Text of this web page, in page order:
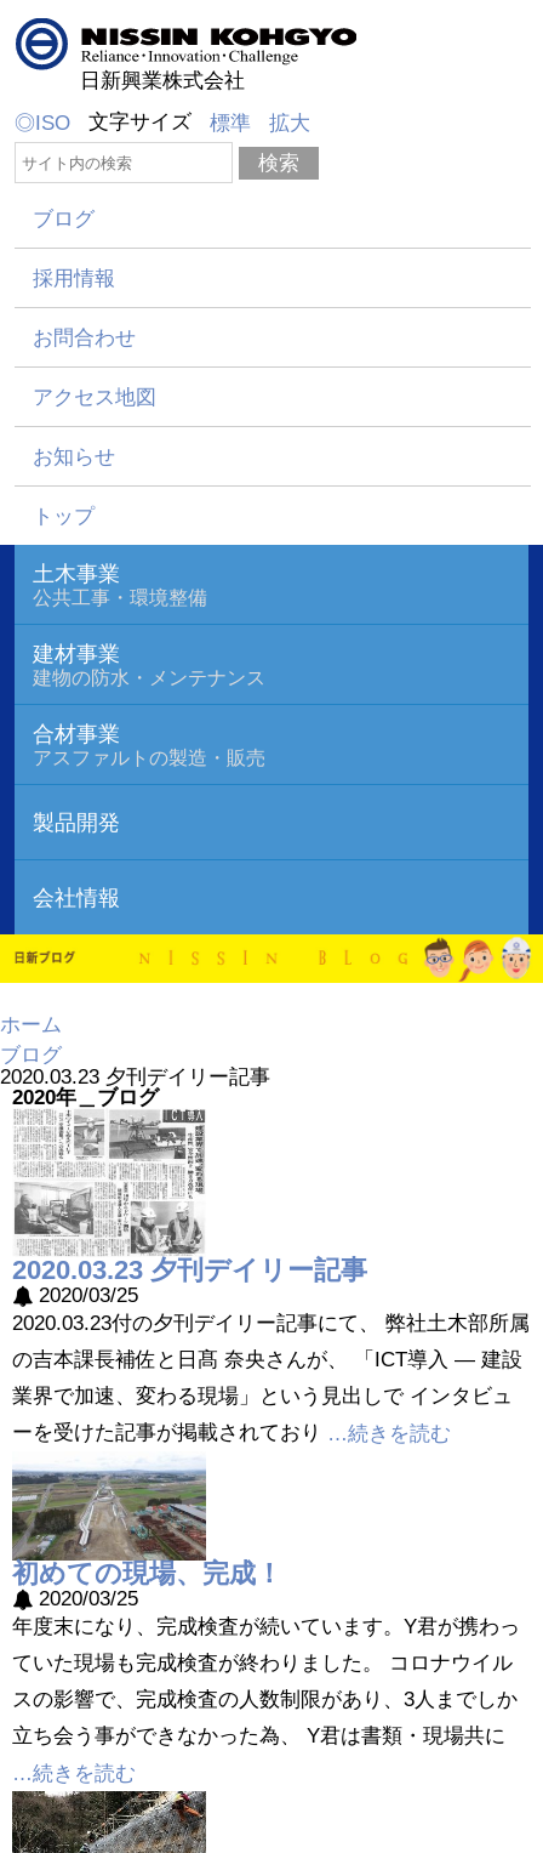
日新興業株式会社
◎ISO
文字サイズ 標準 拡大
ブログ
採用情報
お問合わせ
アクセス地図
お知らせ
トップ
土木事業
公共工事・環境整備
建材事業
建物の防水・メンテナンス
合材事業
アスファルトの製造・販売
製品開発
会社情報
ホーム
ブログ
2020.03.23 夕刊デイリー記事
2020年＿ブログ
2020.03.23 夕刊デイリー記事
2020/03/25
2020.03.23付の夕刊デイリー記事にて、 弊社土木部所属
の吉本課長補佐と日髙 奈央さんが、 「ICT導入 ― 建設
業界で加速、変わる現場」という見出しで インタビュ
ーを受けた記事が掲載されており …続きを読む
初めての現場、完成！
2020/03/25
年度末になり、完成検査が続いています。Y君が携わっ
ていた現場も完成検査が終わりました。 コロナウイル
スの影響で、完成検査の人数制限があり、3人までしか
立ち会う事ができなかった為、 Y君は書類・現場共に
…続きを読む